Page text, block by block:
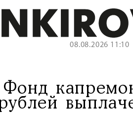
08.08.2026 11:10